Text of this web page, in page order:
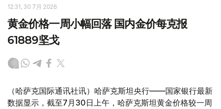
12:31, 30 7月 2026
黄金价格一周小幅回落 国内金价每克报
61889坚戈
（哈萨克国际通讯社讯）哈萨克斯坦央行——国家银行最新
数据显示，截至7月30日上午，哈萨克斯坦黄金价格较一周